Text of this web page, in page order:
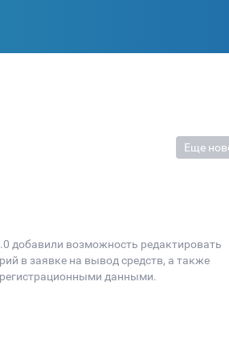
Еще
добавили возможность редактировать
в заявке на вывод средств, а также
данными.